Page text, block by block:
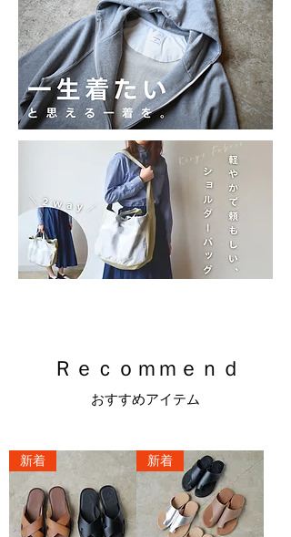
​Ｒｅｃｏｍｍｅｎｄ
​おすすめアイテム
新着 新着